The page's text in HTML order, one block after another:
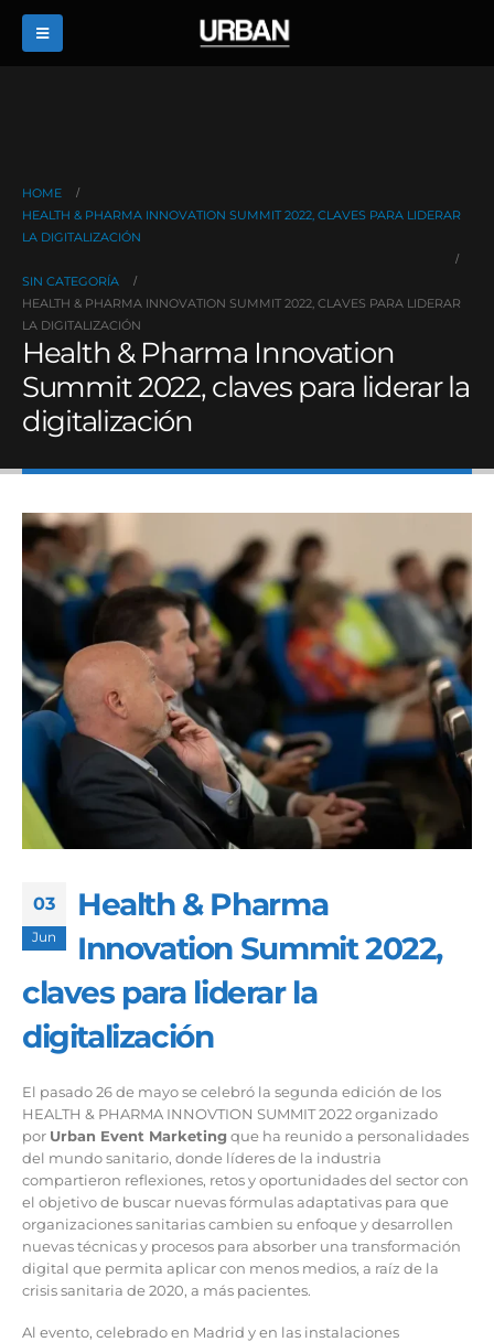
HOME
HEALTH & PHARMA INNOVATION SUMMIT 2022, CLAVES PARA LIDERAR
LA DIGITALIZACIÓN
SIN CATEGORÍA
HEALTH & PHARMA INNOVATION SUMMIT 2022, CLAVES PARA LIDERAR
LA DIGITALIZACIÓN
Health & Pharma Innovation
Summit 2022, claves para liderar la
digitalización
03
Jun
Health & Pharma
Innovation Summit 2022,
claves para liderar la
digitalización
El pasado 26 de mayo se celebró la segunda edición de los
HEALTH & PHARMA INNOVTION SUMMIT 2022 organizado
por Urban Event Marketing que ha reunido a personalidades
del mundo sanitario, donde líderes de la industria
compartieron reflexiones, retos y oportunidades del sector con
el objetivo de buscar nuevas fórmulas adaptativas para que
organizaciones sanitarias cambien su enfoque y desarrollen
nuevas técnicas y procesos para absorber una transformación
digital que permita aplicar con menos medios, a raíz de la
crisis sanitaria de 2020, a más pacientes.
Al evento, celebrado en Madrid y en las instalaciones